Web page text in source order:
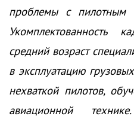
проблемы с пилотным
Укомплектованность
средний возраст
в эксплуатацию
нехваткой пилотов,
авиационной